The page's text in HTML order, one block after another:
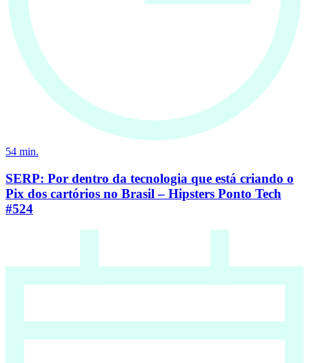
54 min.
SERP: Por dentro da tecnologia que está criando o
Pix dos cartórios no Brasil – Hipsters Ponto Tech
#524